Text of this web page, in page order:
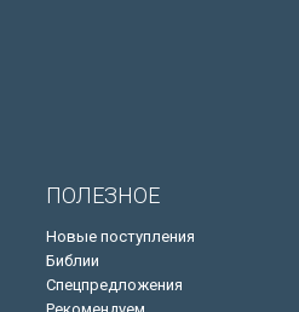
ПОЛЕЗНОЕ
Новые поступления
Библии
Спецпредложения